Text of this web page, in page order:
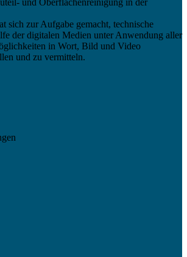
und Oberflächenreinigung in der
sich zur Aufgabe gemacht, technische
der digitalen Medien unter Anwendung aller
in Wort, Bild und Video
und zu vermitteln.